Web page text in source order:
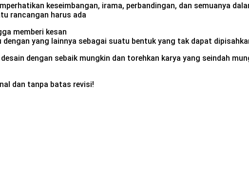
keseimbangan, irama, perbandingan, dan semuanya
rancangan harus ada
memberi kesan
yang lainnya sebagai suatu bentuk yang tak dapat
dengan sebaik mungkin dan torehkan karya yang seindah
dan tanpa batas revisi!